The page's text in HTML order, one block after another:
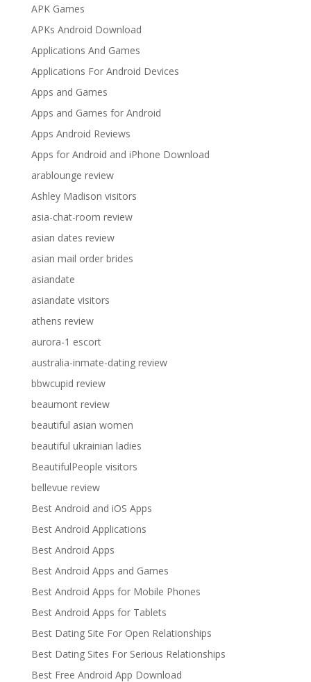
APK Games
APKs Android Download
Applications And Games
Applications For Android Devices
Apps and Games
Apps and Games for Android
Apps Android Reviews
Apps for Android and iPhone Download
arablounge review
Ashley Madison visitors
asia-chat-room review
asian dates review
asian mail order brides
asiandate
asiandate visitors
athens review
aurora-1 escort
australia-inmate-dating review
bbwcupid review
beaumont review
beautiful asian women
beautiful ukrainian ladies
BeautifulPeople visitors
bellevue review
Best Android and iOS Apps
Best Android Applications
Best Android Apps
Best Android Apps and Games
Best Android Apps for Mobile Phones
Best Android Apps for Tablets
Best Dating Site For Open Relationships
Best Dating Sites For Serious Relationships
Best Free Android App Download